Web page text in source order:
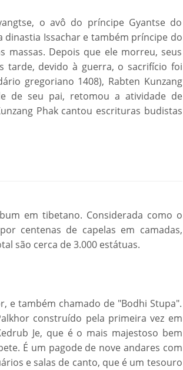
o avô do príncipe Gyantse do
Issachar e também príncipe do
Depois que ele morreu, seus
tarde, devido à guerra, o sacrifício foi
gregoriano 1408), Rabten Kunzang
de seu pai, retomou a atividade de
Phak cantou escrituras budistas
em tibetano. Considerada como o
centenas de capelas em camadas,
são cerca de 3.000 estátuas.
e também chamado de "Bodhi Stupa".
construído pela primeira vez em
Je, que é o mais majestoso bem
É um pagode de nove andares com
e salas de canto, que é um tesouro